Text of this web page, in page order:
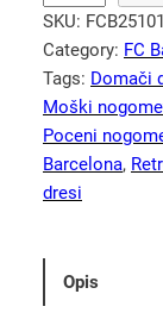
t
r
o
m
a
j
i
SKU:
Category: FC
Tags: Domači
Moški
Poceni
Barcelona,
dresi
Opis